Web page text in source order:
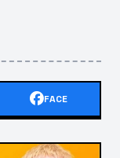
FACE